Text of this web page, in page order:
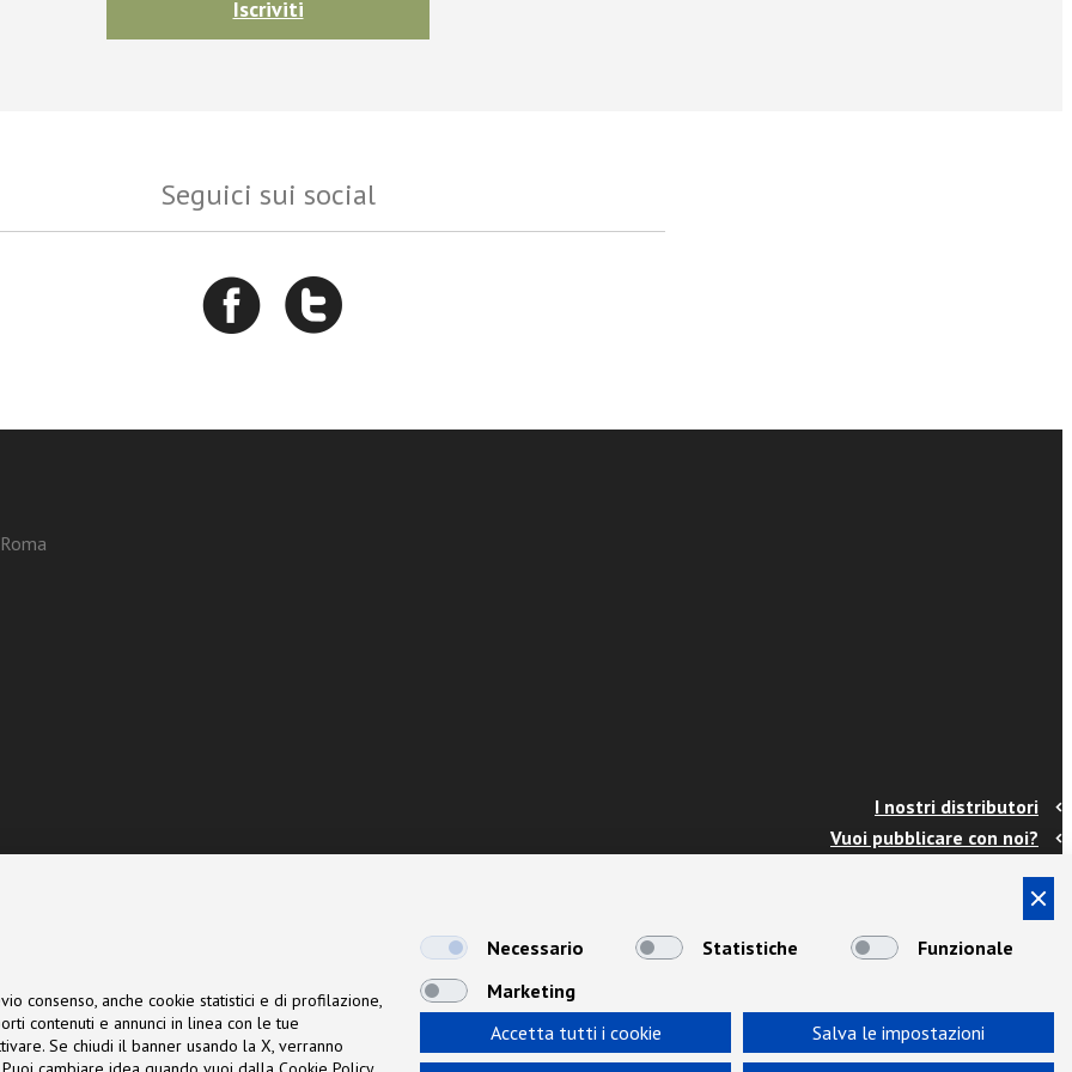
Iscriviti
Seguici sui social
I nostri distributori
Vuoi pubblicare con noi?
Info e spedizioni
Termini e condizioni
Cookies
Area Docenti
Newsletter
consenso, anche cookie statistici e di profilazione,
contenuti e annunci in linea con le tue
Se chiudi il banner usando la X, verranno
Necessario Statistiche
Funzionale
Marketing
Accetta tutti i cookie
Salva le impostazioni